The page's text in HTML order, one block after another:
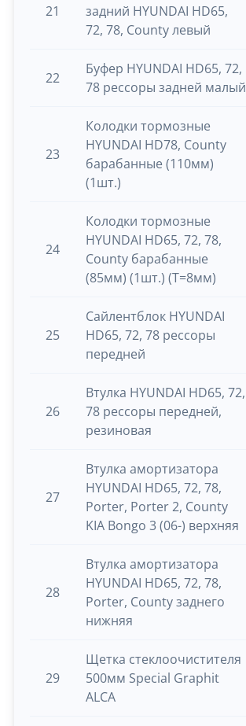
21
задний HYUNDAI HD65,
72, 78, County левый
22
Буфер HYUNDAI HD65, 72,
78 рессоры задней малый
23
Колодки тормозные
HYUNDAI HD78, County
барабанные (110мм)
(1шт.)
24
Колодки тормозные
HYUNDAI HD65, 72, 78,
County барабанные
(85мм) (1шт.) (T=8мм)
25
Сайлентблок HYUNDAI
HD65, 72, 78 рессоры
передней
26
Втулка HYUNDAI HD65, 72,
78 рессоры передней,
резиновая
27
Втулка амортизатора
HYUNDAI HD65, 72, 78,
Porter, Porter 2, County
KIA Bongo 3 (06-) верхняя
28
Втулка амортизатора
HYUNDAI HD65, 72, 78,
Porter, County заднего
нижняя
29
Щетка стеклоочистителя
500мм Special Graphit
ALCA